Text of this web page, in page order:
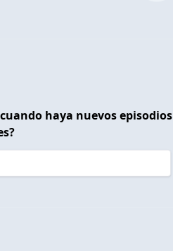
haya nuevos episodios